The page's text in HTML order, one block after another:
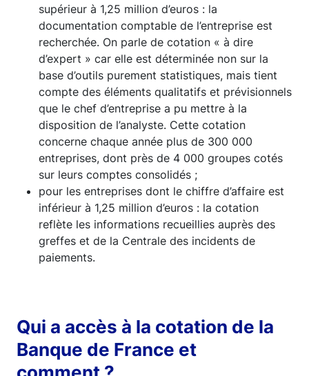
supérieur à 1,25 million d’euros : la
documentation comptable de l’entreprise est
recherchée. On parle de cotation « à dire
d’expert » car elle est déterminée non sur la
base d’outils purement statistiques, mais tient
compte des éléments qualitatifs et prévisionnels
que le chef d’entreprise a pu mettre à la
disposition de l’analyste. Cette cotation
concerne chaque année plus de 300 000
entreprises, dont près de 4 000 groupes cotés
sur leurs comptes consolidés ;
pour les entreprises dont le chiffre d’affaire est
inférieur à 1,25 million d’euros : la cotation
reflète les informations recueillies auprès des
greffes et de la Centrale des incidents de
paiements.
Qui a accès à la cotation de la
Banque de France et